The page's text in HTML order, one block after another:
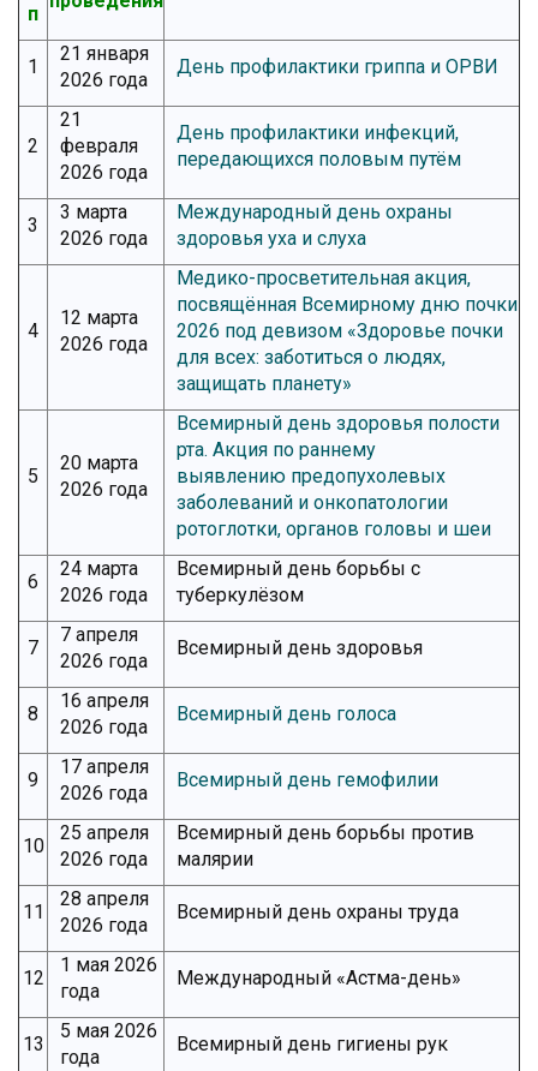
п
1
21 января
2026 года
День профилактики гриппа и ОРВИ
2
21
февраля
2026 года
День профилактики инфекций,
передающихся половым путём
3
3 марта
2026 года
Международный день охраны
здоровья уха и слуха
4
12 марта
2026 года
Медико-просветительная акция,
посвящённая Всемирному дню почки
2026 под девизом «Здоровье почки
для всех: заботиться о людях,
защищать планету»
5
20 марта
2026 года
Всемирный день здоровья полости
рта. Акция по раннему
выявлению предопухолевых
заболеваний и онкопатологии
ротоглотки, органов головы и шеи
6
24 марта
2026 года
Всемирный день борьбы с
туберкулёзом
7
7 апреля
2026 года
Всемирный день здоровья
8
16 апреля
2026 года
Всемирный день голоса
9
17 апреля
2026 года
Всемирный день гемофилии
10
25 апреля
2026 года
Всемирный день борьбы против
малярии
11
28 апреля
2026 года
Всемирный день охраны труда
12
1 мая 2026
года
Международный «Астма-день»
13
5 мая 2026
года
Всемирный день гигиены рук